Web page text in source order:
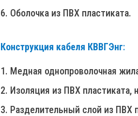
6. Оболочка из ПВХ пластиката.
Конструкция кабеля КВВГЭнг:
1. Медная однопроволочная
2. Изоляция из ПВХ
3. Разделительный слой из ПВХ